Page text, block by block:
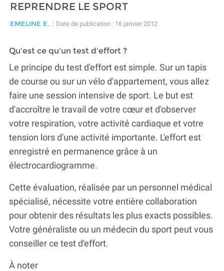
REPRENDRE LE SPORT
EMELINE E. | Date de publication : 16 janvier 2012
Qu'est ce qu'un test d'effort ?
Le principe du test d'effort est simple. Sur un tapis
de course ou sur un vélo d'appartement, vous allez
faire une session intensive de sport. Le but est
d'accroître le travail de votre cœur et d'observer
votre respiration, votre activité cardiaque et votre
tension lors d'une activité importante. L'effort est
enregistré en permanence grâce à un
électrocardiogramme.
Cette évaluation, réalisée par un personnel médical
spécialisé, nécessite votre entière collaboration
pour obtenir des résultats les plus exacts possibles.
Votre généraliste ou un médecin du sport peut vous
conseiller ce test d'effort.
À noter